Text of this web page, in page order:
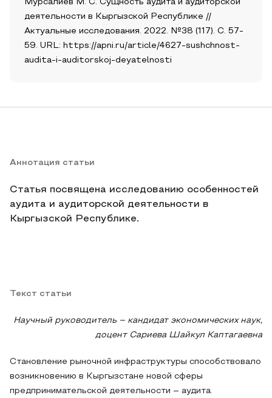
Мурсалиев М. С. Сущность аудита и аудиторской
деятельности в Кыргызской Республике //
Актуальные исследования. 2022. №38 (117). С. 57-
59. URL: https://apni.ru/article/4627-sushchnost-
audita-i-auditorskoj-deyatelnosti
Аннотация статьи
Статья посвящена исследованию особенностей
аудита и аудиторской деятельности в
Кыргызской Республике.
Текст статьи
Научный руководитель – кандидат экономических наук,
доцент Сариева Шайкул Каптагаевна
Становление рыночной инфраструктуры способствовало
возникновению в Кыргызстане новой сферы
предпринимательской деятельности – аудита.